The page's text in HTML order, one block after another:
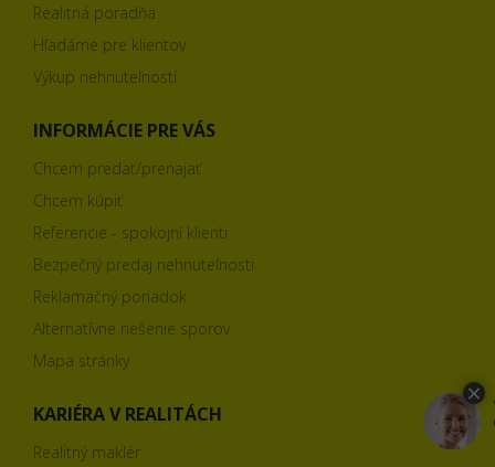
Realitná poradňa
Hľadáme pre klientov
Výkup nehnuteľností
INFORMÁCIE PRE VÁS
Chcem predať/prenajať
Chcem kúpiť
Referencie - spokojní klienti
Bezpečný predaj nehnuteľnosti
Reklamačný poriadok
Alternatívne riešenie sporov
Mapa stránky
KARIÉRA V REALITÁCH
Realitný maklér